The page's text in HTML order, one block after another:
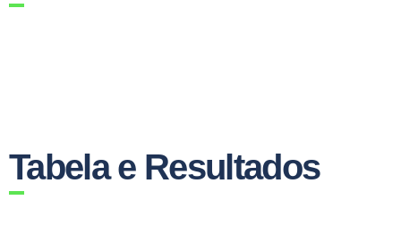
Tabela e Resultados